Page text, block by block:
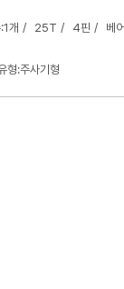
개 25T 4핀 베
형:주사기형